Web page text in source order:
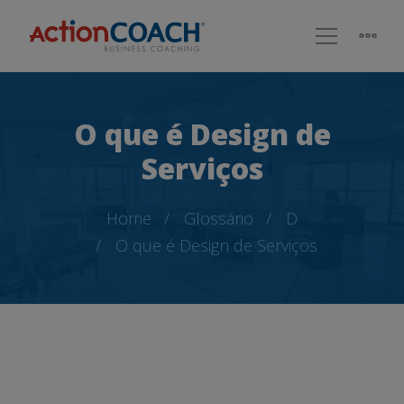
O que é Design de
Serviços
Home Glossário
D
O que é Design de Serviços